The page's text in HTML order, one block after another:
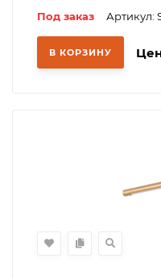
Под заказ Артикул:
В КОРЗИНУ